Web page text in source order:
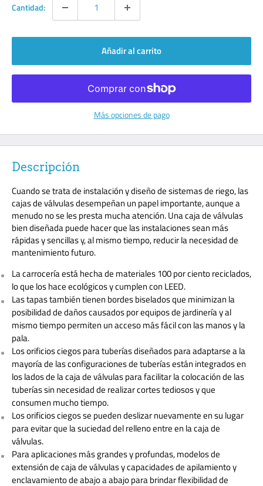
Cantidad:
Añadir al carrito
Más opciones de pago
Descripción
Cuando se trata de instalación y diseño de sistemas de riego, las
cajas de válvulas desempeñan un papel importante, aunque a
menudo no se les presta mucha atención. Una caja de válvulas
bien diseñada puede hacer que las instalaciones sean más
rápidas y sencillas y, al mismo tiempo, reducir la necesidad de
mantenimiento futuro.
La carrocería está hecha de materiales 100 por ciento reciclados,
lo que los hace ecológicos y cumplen con LEED.
Las tapas también tienen bordes biselados que minimizan la
posibilidad de daños causados ​​por equipos de jardinería y al
mismo tiempo permiten un acceso más fácil con las manos y la
pala.
Los orificios ciegos para tuberías diseñados para adaptarse a la
mayoría de las configuraciones de tuberías están integrados en
los lados de la caja de válvulas para facilitar la colocación de las
tuberías sin necesidad de realizar cortes tediosos y que
consumen mucho tiempo.
Los orificios ciegos se pueden deslizar nuevamente en su lugar
para evitar que la suciedad del relleno entre en la caja de
válvulas.
Para aplicaciones más grandes y profundas, modelos de
extensión de caja de válvulas y capacidades de apilamiento y
enclavamiento de abajo a abajo para brindar flexibilidad de